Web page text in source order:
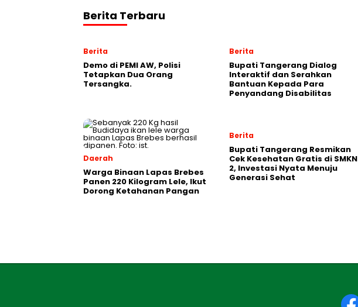
Berita Terbaru
Berita
Demo di PEMI AW, Polisi
Tetapkan Dua Orang
Tersangka.
Berita
Bupati Tangerang Dialog
Interaktif dan Serahkan
Bantuan Kepada Para
Penyandang Disabilitas
Daerah
Warga Binaan Lapas Brebes
Panen 220 Kilogram Lele, Ikut
Dorong Ketahanan Pangan
Berita
‎Bupati Tangerang Resmikan
Cek Kesehatan Gratis di SMKN
2, Investasi Nyata Menuju
Generasi Sehat